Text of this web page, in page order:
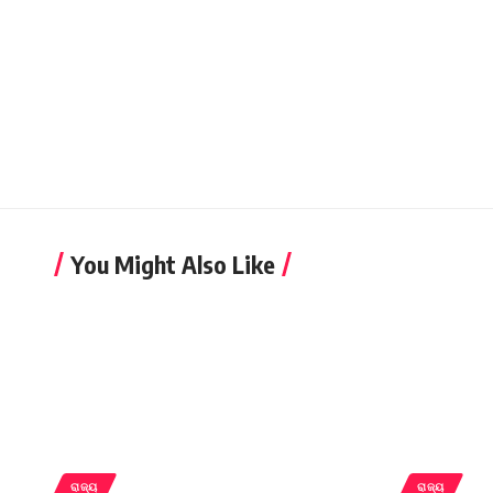
You Might Also Like
ରାଜ୍ୟ ରାଜ୍ୟ